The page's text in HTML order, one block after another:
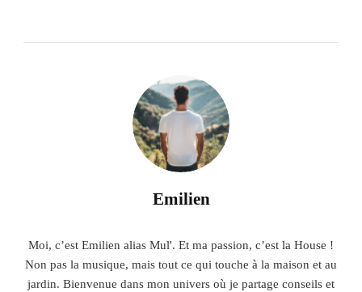
Emilien
Moi, c’est Emilien alias Mul'. Et ma passion, c’est la House !
Non pas la musique, mais tout ce qui touche à la maison et au
jardin. Bienvenue dans mon univers où je partage conseils et